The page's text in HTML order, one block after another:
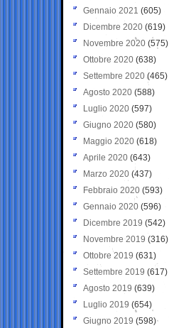
Gennaio 2021 (605)
Dicembre 2020 (619)
Novembre 2020 (575)
Ottobre 2020 (638)
Settembre 2020(465)
Agosto 2020 (588)
Luglio 2020 (597)
Giugno 2020 (580)
Maggio 2020 (618)
Aprile 2020 (643)
Marzo 2020 (437)
Febbraio 2020 (593)
Gennaio 2020 (596)
Dicembre 2019 (542)
Novembre 2019 (316)
Ottobre 2019 (631)
Settembre 2019 (617)
Agosto 2019 (639)
Luglio 2019 (654)
Giugno 2019 (598)